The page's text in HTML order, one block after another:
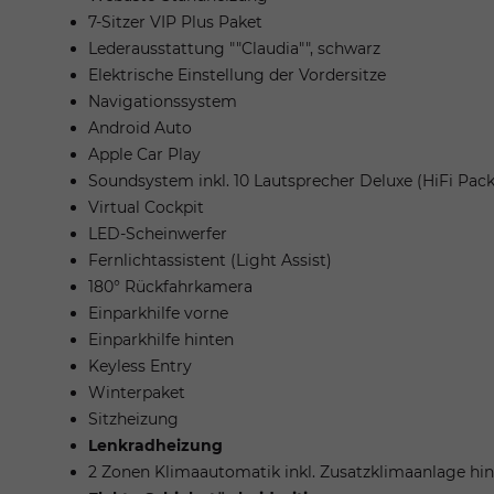
7-Sitzer VIP Plus Paket
Lederausstattung ""Claudia"", schwarz
Elektrische Einstellung der Vordersitze
Navigationssystem
Android Auto
Apple Car Play
Soundsystem inkl. 10 Lautsprecher Deluxe (HiFi
Virtual Cockpit
LED-Scheinwerfer
Fernlichtassistent (Light Assist)
180° Rückfahrkamera
Einparkhilfe vorne
Einparkhilfe hinten
Keyless Entry
Winterpaket
Sitzheizung
Lenkradheizung
2 Zonen Klimaautomatik inkl. Zusatzklimaanlage